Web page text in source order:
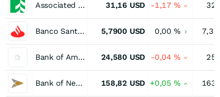
Associated Banc-Corp 31,16 USD -1,17 %
Banco Santander (Brasil) 5,7900 USD 0,00 %
Bank of America Depositary 24,580 USD -0,04 %
Bank of New York Mellon 158,82 USD +0,05 %